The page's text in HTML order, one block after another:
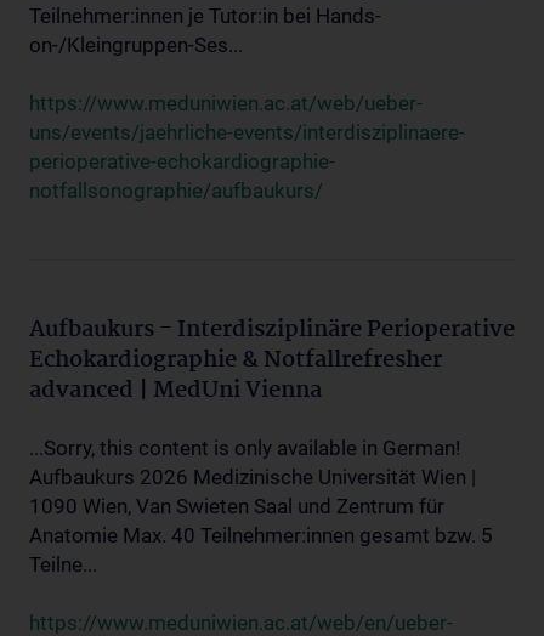
Teilnehmer:innen je Tutor:in bei Hands-
on-/Kleingruppen-Ses...
https://www.meduniwien.ac.at/web/ueber-
uns/events/jaehrliche-events/interdisziplinaere-
perioperative-echokardiographie-
notfallsonographie/aufbaukurs/
Aufbaukurs - Interdisziplinäre Perioperative
Echokardiographie & Notfallrefresher
advanced | MedUni Vienna
...Sorry, this content is only available in German!
Aufbaukurs 2026 Medizinische Universität Wien |
1090 Wien, Van Swieten Saal und Zentrum für
Anatomie Max. 40 Teilnehmer:innen gesamt bzw. 5
Teilne...
https://www.meduniwien.ac.at/web/en/ueber-